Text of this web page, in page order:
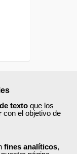
texto que los
con el objetivo de
fines analíticos,